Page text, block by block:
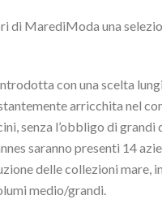
di MarediModa una
con una scelta
arricchita nel
senza l’obbligo di
saranno presenti 14
delle collezioni mare,
medio/grandi.